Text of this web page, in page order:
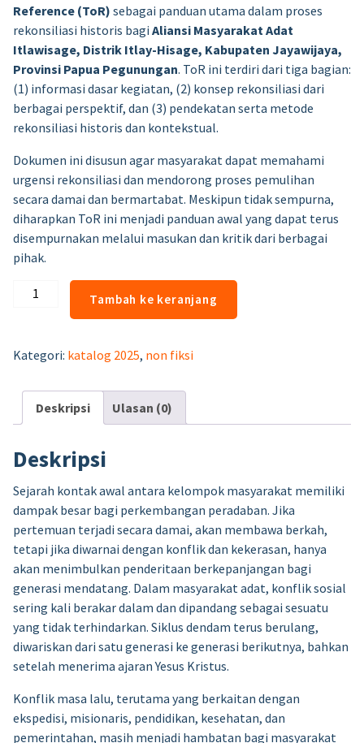
Reference (ToR) sebagai panduan utama dalam proses
rekonsiliasi historis bagi Aliansi Masyarakat Adat
Itlawisage, Distrik Itlay-Hisage, Kabupaten Jayawijaya,
Provinsi Papua Pegunungan. ToR ini terdiri dari tiga bagian:
(1) informasi dasar kegiatan, (2) konsep rekonsiliasi dari
berbagai perspektif, dan (3) pendekatan serta metode
rekonsiliasi historis dan kontekstual.
Dokumen ini disusun agar masyarakat dapat memahami
urgensi rekonsiliasi dan mendorong proses pemulihan
secara damai dan bermartabat. Meskipun tidak sempurna,
diharapkan ToR ini menjadi panduan awal yang dapat terus
disempurnakan melalui masukan dan kritik dari berbagai
pihak.
Kuantitas
Historis
Masyarakat
Adat
Suku
Hugula
Tambah ke keranjang
Kategori: katalog 2025, non fiksi
Deskripsi Ulasan (0)
Deskripsi
Sejarah kontak awal antara kelompok masyarakat memiliki
dampak besar bagi perkembangan peradaban. Jika
pertemuan terjadi secara damai, akan membawa berkah,
tetapi jika diwarnai dengan konflik dan kekerasan, hanya
akan menimbulkan penderitaan berkepanjangan bagi
generasi mendatang. Dalam masyarakat adat, konflik sosial
sering kali berakar dalam dan dipandang sebagai sesuatu
yang tidak terhindarkan. Siklus dendam terus berulang,
diwariskan dari satu generasi ke generasi berikutnya, bahkan
setelah menerima ajaran Yesus Kristus.
Konflik masa lalu, terutama yang berkaitan dengan
ekspedisi, misionaris, pendidikan, kesehatan, dan
pemerintahan, masih menjadi hambatan bagi masyarakat